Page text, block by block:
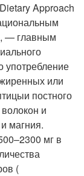
Approach
— главным
употребление
или
постного
и
магния.
мг в
(